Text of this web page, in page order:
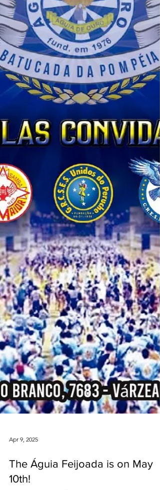
Apr 9, 2025
The Águia Feijoada is on May